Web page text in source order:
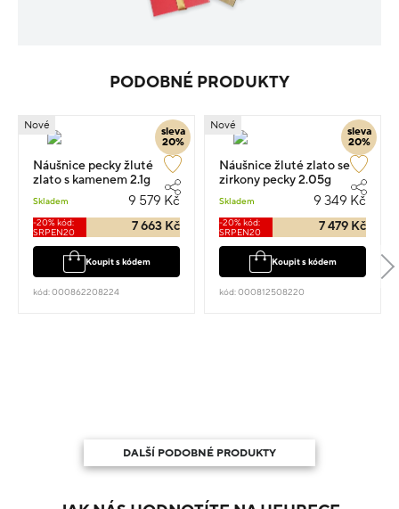
PODOBNÉ PRODUKTY
sleva
20%
Nové
Náušnice pecky žluté
zlato s kamenem 2.1g
Skladem 9 579 Kč
-20% kód:
SRPEN20
7 663 Kč
Koupit s kódem
kód: 000862208224
sleva
20%
Nové
Náušnice žluté zlato se
zirkony pecky 2.05g
Skladem 9 349 Kč
-20% kód:
SRPEN20
7 479 Kč
Koupit s kódem
kód: 000812508220
DALŠÍ PODOBNÉ PRODUKTY